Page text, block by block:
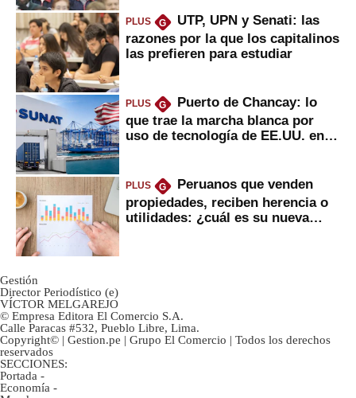
PLUS G
UTP, UPN y Senati: las
razones por la que los capitalinos
las prefieren para estudiar
PLUS G
Puerto de Chancay: lo
que trae la marcha blanca por
uso de tecnología de EE.UU. en
PLUS G
Peruanos que venden
propiedades, reciben herencia o
utilidades: ¿cuál es su nueva
Gestión
Director Periodístico (e)
VÍCTOR MELGAREJO
© Empresa Editora El Comercio S.A.
Calle Paracas #532, Pueblo Libre, Lima.
Copyright© | Gestion.pe | Grupo El Comercio | Todos los derechos
reservados
SECCIONES:
Portada -
Economía -